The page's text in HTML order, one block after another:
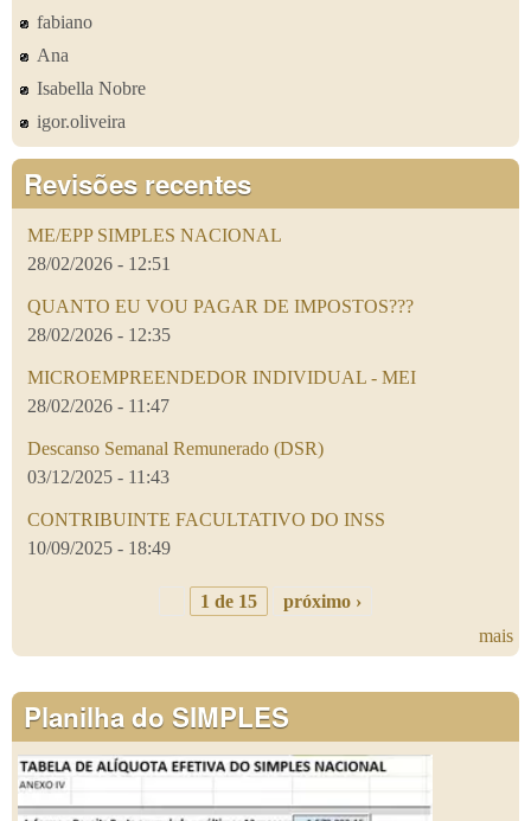
fabiano
Ana
Isabella Nobre
igor.oliveira
Revisões recentes
ME/EPP SIMPLES NACIONAL
28/02/2026 - 12:51
QUANTO EU VOU PAGAR DE IMPOSTOS???
28/02/2026 - 12:35
MICROEMPREENDEDOR INDIVIDUAL - MEI
28/02/2026 - 11:47
Descanso Semanal Remunerado (DSR)
03/12/2025 - 11:43
CONTRIBUINTE FACULTATIVO DO INSS
10/09/2025 - 18:49
1 de 15
próximo ›
mais
Planilha do SIMPLES